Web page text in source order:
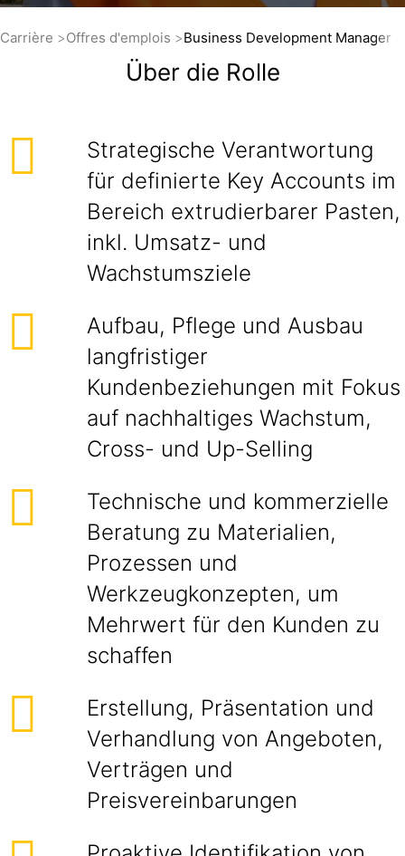
Carrière Offres d'emplois Business Development Manager
Über die Rolle
Strategische Verantwortung
für definierte Key Accounts im
Bereich extrudierbarer Pasten,
inkl. Umsatz- und
Wachstumsziele
Aufbau, Pflege und Ausbau
langfristiger
Kundenbeziehungen mit Fokus
auf nachhaltiges Wachstum,
Cross- und Up-Selling
Technische und kommerzielle
Beratung zu Materialien,
Prozessen und
Werkzeugkonzepten, um
Mehrwert für den Kunden zu
schaffen
Erstellung, Präsentation und
Verhandlung von Angeboten,
Verträgen und
Preisvereinbarungen